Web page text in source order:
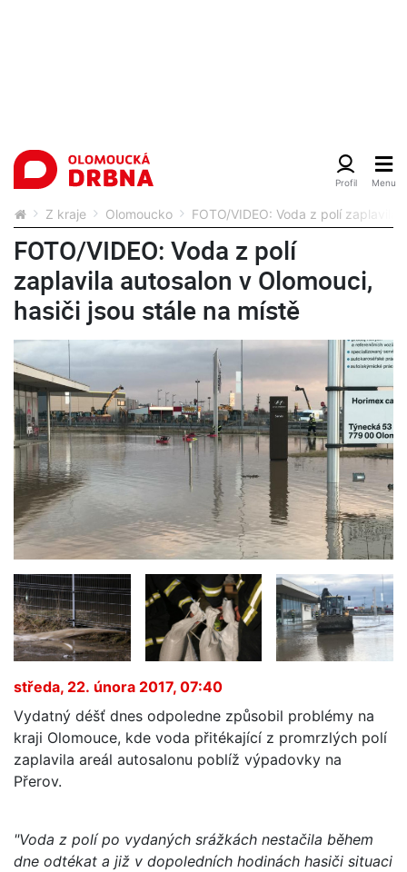
Z kraje Olomoucko FOTO/VIDEO: Voda z polí
FOTO/VIDEO: Voda z polí
zaplavila autosalon v Olomouci,
hasiči jsou stále na místě
středa, 22. února 2017, 07:40
Vydatný déšť dnes odpoledne způsobil problémy na
kraji Olomouce, kde voda přitékající z promrzlých polí
zaplavila areál autosalonu poblíž výpadovky na
Přerov.
"Voda z polí po vydaných srážkách nestačila během
dne odtékat a již v dopoledních hodinách hasiči situaci